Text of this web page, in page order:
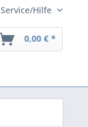
Service/Hilfe
0,00 € *